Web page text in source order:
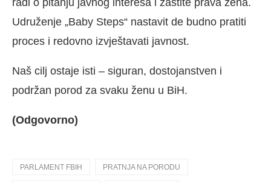
radi o pitanju javnog interesa i zaštite prava žena.
Udruženje „Baby Steps“ nastavit de budno pratiti
proces i redovno izvještavati javnost.
Naš cilj ostaje isti – siguran, dostojanstven i
podržan porod za svaku ženu u BiH.
(Odgovorno)
PARLAMENT FBIH PRATNJA NA PORODU